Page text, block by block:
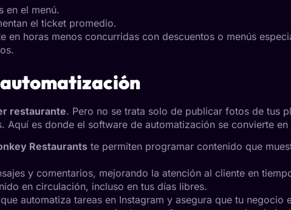
en el menú.
el ticket promedio.
en horas menos concurridas con descuentos o menús
restaurante. Pero no se trata solo de publicar fotos de tus
es donde el software de automatización se convierte
Restaurants te permiten programar contenido que
y comentarios, mejorando la atención al cliente en
en circulación, incluso en tus días libres.
automatiza tareas en Instagram y asegura que tu negocio